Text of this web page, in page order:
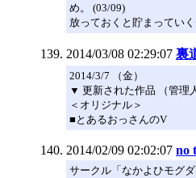
め。 (03/09)
放っておくと貯まっていく
2014/03/08 02:29:07 裏
2014/3/7 （金）
▼ 更新された作品 （管理
＜オリジナル＞
■とあるおっさんのV
2014/02/09 02:02:07 no
サークル「なかよひモグ